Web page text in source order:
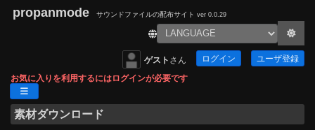
propanmode サウンドファイルの配布サイト ver 0.0.29
ゲスト さん ログイン ユーザ登録
お気に入りを利用するにはログインが必要です
素材ダウンロード